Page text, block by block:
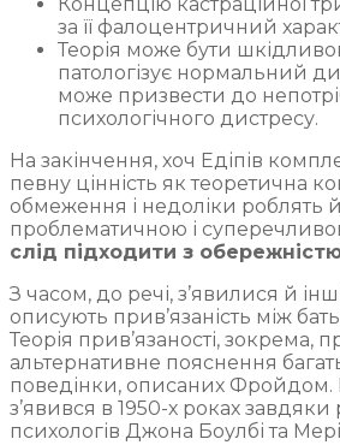
за її фалоцентричний
Теорія може бути
патологізує нормальний
може призвести до
психологічного дистресу.
На закінчення, хоч Едіпів
певну цінність як теоретична
обмеження і недоліки роблять
проблематичною і
слід підходити з
З часом, до речі, з’явилися й
описують прив’язаність між
Теорія прив’язаності, зокрема,
альтернативне пояснення
поведінки, описаних Фройдом.
з’явився в 1950-х роках завдяки
психологів Джона Боулбі та